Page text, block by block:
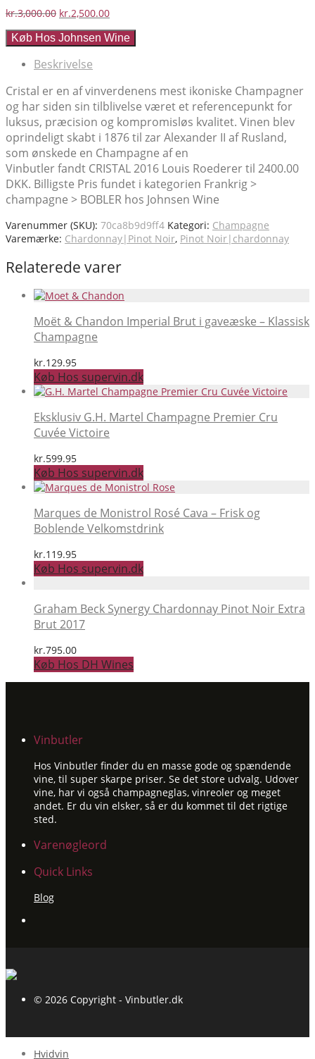
kr.3,000.00 Den
pris
kr.3,000.00.
kr.2,500.00Den
pris
Køb Hos Johnsen Wine
Beskrivelse
Cristal er en af vinverdenens mest ikoniske Champagner
og har siden sin tilblivelse været et referencepunkt for
luksus, præcision og kompromisløs kvalitet. Vinen blev
oprindeligt skabt i 1876 til zar Alexander II af Rusland,
som ønskede en Champagne af en
Vinbutler fandt CRISTAL 2016 Louis Roederer til 2400.00
DKK. Billigste Pris fundet i kategorien Frankrig >
champagne > BOBLER hos Johnsen Wine
Varenummer (SKU): 70ca8b9d9ff4 Kategori: Champagne
Varemærke: Chardonnay|Pinot Noir, Pinot Noir|chardonnay
Relaterede varer
Moët & Chandon Imperial Brut i gaveæske – Klassisk
Champagne
kr.129.95
Køb Hos supervin.dk
Eksklusiv G.H. Martel Champagne Premier Cru
Cuvée Victoire
kr.599.95
Køb Hos supervin.dk
Marques de Monistrol Rosé Cava – Frisk og
Boblende Velkomstdrink
kr.119.95
Køb Hos supervin.dk
Graham Beck Synergy Chardonnay Pinot Noir Extra
Brut 2017
kr.795.00
Køb Hos DH Wines
Vinbutler
Hos Vinbutler finder du en masse gode og spændende
vine, til super skarpe priser. Se det store udvalg. Udover
vine, har vi også champagneglas, vinreoler og meget
andet. Er du vin elsker, så er du kommet til det rigtige
sted.
Varenøgleord
Quick Links
Blog
© 2026 Copyright - Vinbutler.dk
Hvidvin